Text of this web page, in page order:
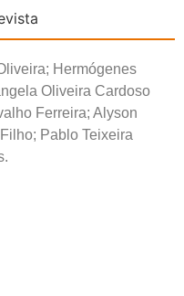
Hermógenes
Oliveira Cardoso
Ferreira; Alyson
Pablo Teixeira